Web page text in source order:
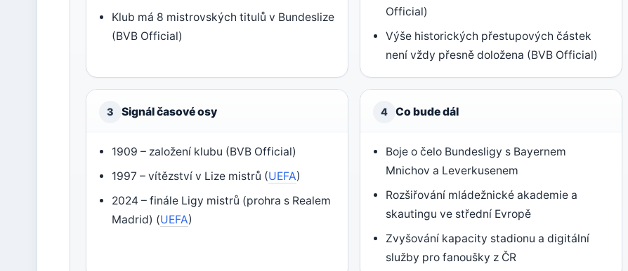
Klub má 8 mistrovských titulů v Bundeslize
(BVB Official)
Official)
Výše historických přestupových částek
není vždy přesně doložena (BVB Official)
3 Signál časové osy
1909 – založení klubu (BVB Official)
1997 – vítězství v Lize mistrů (UEFA)
2024 – finále Ligy mistrů (prohra s Realem
Madrid) (UEFA)
4 Co bude dál
Boje o čelo Bundesligy s Bayernem
Mnichov a Leverkusenem
Rozšiřování mládežnické akademie a
skautingu ve střední Evropě
Zvyšování kapacity stadionu a digitální
služby pro fanoušky z ČR